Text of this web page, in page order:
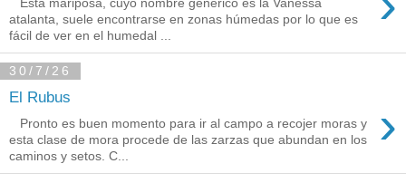
atalanta, suele encontrarse en zonas húmedas por lo que es
fácil de ver en el humedal ...
30/7/26
El Rubus ›
Pronto es buen momento para ir al campo a recojer moras y
esta clase de mora procede de las zarzas que abundan en los
caminos y setos. C...